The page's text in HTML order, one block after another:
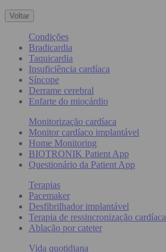
Voltar
Condições
Bradicardia
Taquicardia
Insuficiência cardíaca
Síncope
Derrame cerebral
Enfarte do miocárdio
Monitorização cardíaca
Monitor cardíaco implantável
Home Monitoring
BIOTRONIK Patient App
Questionário da Patient App
Terapias
Pacemaker
Desfibrilhador implantável
Terapia de ressincronização cardíaca
Ablação por cateter
Vida quotidiana